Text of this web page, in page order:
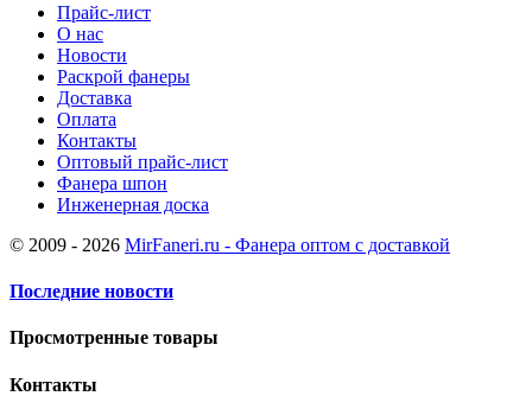
Прайс-лист
О нас
Новости
Раскрой фанеры
Доставка
Оплата
Контакты
Оптовый прайс-лист
Фанера шпон
Инженерная доска
© 2009 - 2026 MirFaneri.ru - Фанера оптом с доставкой
Последние новости
Просмотренные товары
Контакты